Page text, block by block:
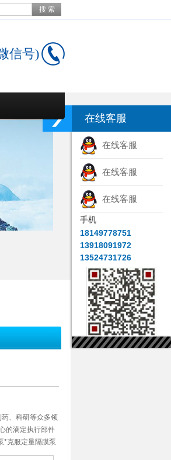
信号)
、科研等众多领
的滴定执行部件
*克服定量隔膜泵
服蠕动泵因软管
在线客服
在线客服
在线客服
在线客服
手机
18149778751
13918091972
13524731726